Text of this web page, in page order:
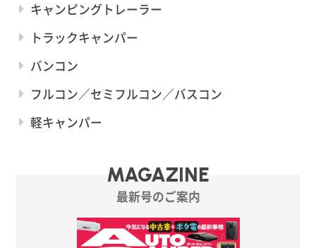
キャンピングトレーラー
トラックキャンパー
バンコン
フルコン／セミフルコン／バスコン
軽キャンパー
MAGAZINE
最新号のご案内